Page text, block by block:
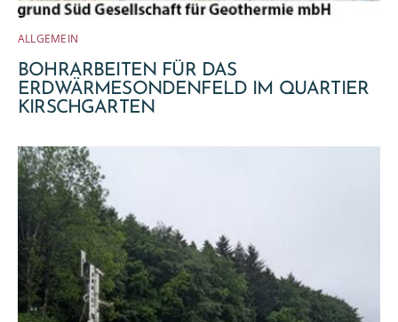
ALLGEMEIN
BOHRARBEITEN FÜR DAS
ERDWÄRMESONDENFELD IM QUARTIER
KIRSCHGARTEN